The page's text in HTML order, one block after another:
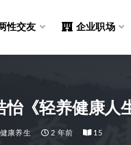
性交友 企业职场
怡《轻养健康人
健康养生 2 年前 15